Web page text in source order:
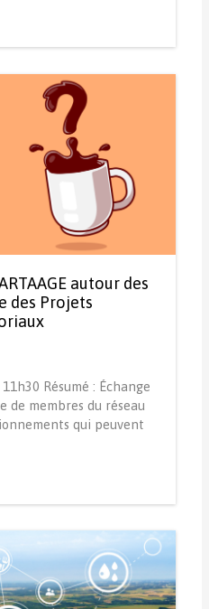
autour des
des Projets
Résumé : Échange
de membres du réseau
qui peuvent